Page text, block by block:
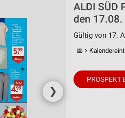
❯
ALDI SÜD
den 17.08.
Gültig von 17.
📅
PROSPEKT